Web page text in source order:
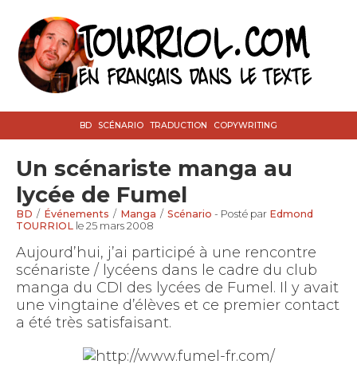
BD SCÉNARIO TRADUCTION COPYWRITING
Un scénariste manga au
lycée de Fumel
BD / Événements / Manga / Scénario - Posté par Edmond
TOURRIOL le 25 mars 2008
Aujourd’hui, j’ai participé à une rencontre
scénariste / lycéens dans le cadre du club
manga du CDI des lycées de Fumel. Il y avait
une vingtaine d’élèves et ce premier contact
a été très satisfaisant.